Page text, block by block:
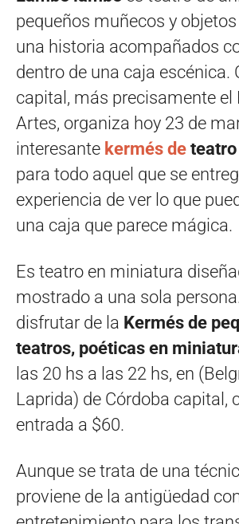
pequeños muñecos y
una historia acompañados
dentro de una caja escénica.
capital, más precisamente el
Artes, organiza hoy 23 de
interesante kermés de
para todo aquel que se
experiencia de ver lo que
una caja que parece mágica.
Es teatro en miniatura
mostrado a una sola
disfrutar de la Kermés de
teatros, poéticas en
las 20 hs a las 22 hs, en
Laprida) de Córdoba capital,
entrada a $60.
Aunque se trata de una
proviene de la antigüedad